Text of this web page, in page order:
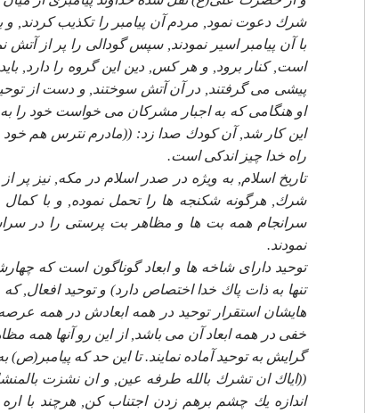
شرك دعوت نمود, مردم آن پيامبر را تكذيب كردند, و
با آن پيامبر اسير نمودند, سپس گودالى را پر از
است, كنار برود, و هر كس, دين اين گروه را دارد,
پيشى مى گرفتند, در آن آتش سوختند, و دست از
او هنگامى كه به اجبار مشركان مى خواست خود را
راه خدا چيز اندكى است.
تاريخ اسلام, به ويژه در صدر اسلام در مكه, نيز پر
شرك, هرگونه شكنجه ها را تحمل نموده, و با
سرانجام همه بت ها و مظاهر بت پرستى را در
نمودند.
توحيد داراى شاخه ها و ابعاد گوناگون است كه
تنها به ذات پاك خدا اختصاص دارد) و توحيد افعال,
هايشان استقرار توحيد در همه ابعادش در همه
خفى در همه ابعاد آن مى باشد, از اين رو آنها همه
گرايش به توحيد آماده نمايند. تا اين حد كه
اندازه يك چشم برهم زدن اجتناب كن, هرچند با اره تو